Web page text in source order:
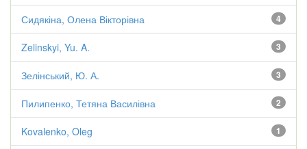
4
Сидякіна, Олена Вікторівна
3
Zelinskyi, Yu. A.
3
Зелінський, Ю. А.
2
Пилипенко, Тетяна Василівна
1
Kovalenko, Oleg